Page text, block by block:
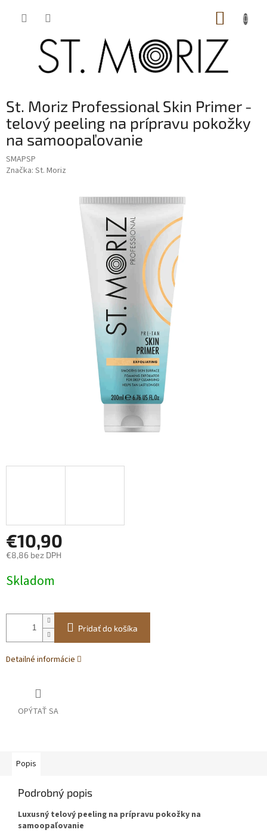
St. Moriz Professional Skin Primer -
telový peeling na prípravu pokožky
na samoopaľovanie
SMAPSP
Značka: St. Moriz
€10,90
€8,86 bez DPH
cena:
Skladom
Pridať do košíka
Detailné informácie
OPÝTAŤ SA
Popis
Podrobný popis
Luxusný telový peeling na prípravu pokožky na
samoopaľovanie